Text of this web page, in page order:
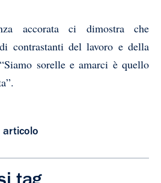
accorata ci dimostra che
contrastanti del lavoro e della
sorelle e amarci è quello
articolo